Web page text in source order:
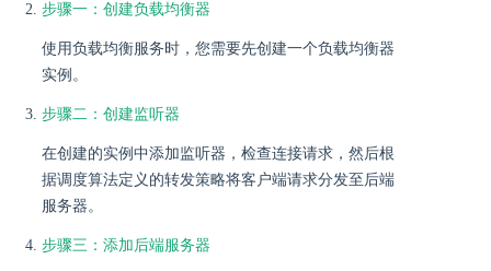
步骤一：创建负载均衡器
使用负载均衡服务时，您需要先创建一个负载均衡器
实例。
步骤二：创建监听器
在创建的实例中添加监听器，检查连接请求，然后根
据调度算法定义的转发策略将客户端请求分发至后端
服务器。
步骤三：添加后端服务器